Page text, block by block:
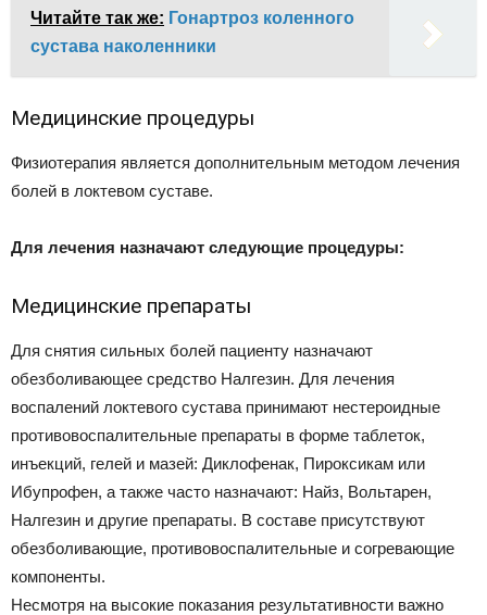
Читайте так же: Гонартроз коленного
сустава наколенники
Медицинские процедуры
Физиотерапия является дополнительным методом лечения
болей в локтевом суставе.
Для лечения назначают следующие процедуры:
Медицинские препараты
Для снятия сильных болей пациенту назначают
обезболивающее средство Налгезин. Для лечения
воспалений локтевого сустава принимают нестероидные
противовоспалительные препараты в форме таблеток,
инъекций, гелей и мазей: Диклофенак, Пироксикам или
Ибупрофен, а также часто назначают: Найз, Вольтарен,
Налгезин и другие препараты. В составе присутствуют
обезболивающие, противовоспалительные и согревающие
компоненты.
Несмотря на высокие показания результативности важно